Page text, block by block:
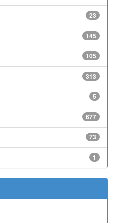
23
145
105
313
5
677
73
1